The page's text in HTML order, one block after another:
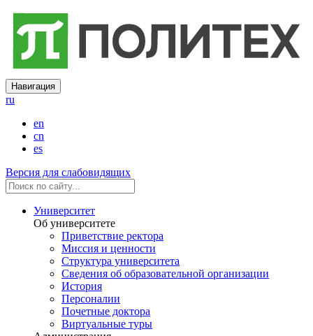
Навигация
ru
en
cn
es
Версия для слабовидящих
Университет
Об университете
Приветствие ректора
Миссия и ценности
Структура университета
Сведения об образовательной организации
История
Персоналии
Почетные доктора
Виртуальные туры